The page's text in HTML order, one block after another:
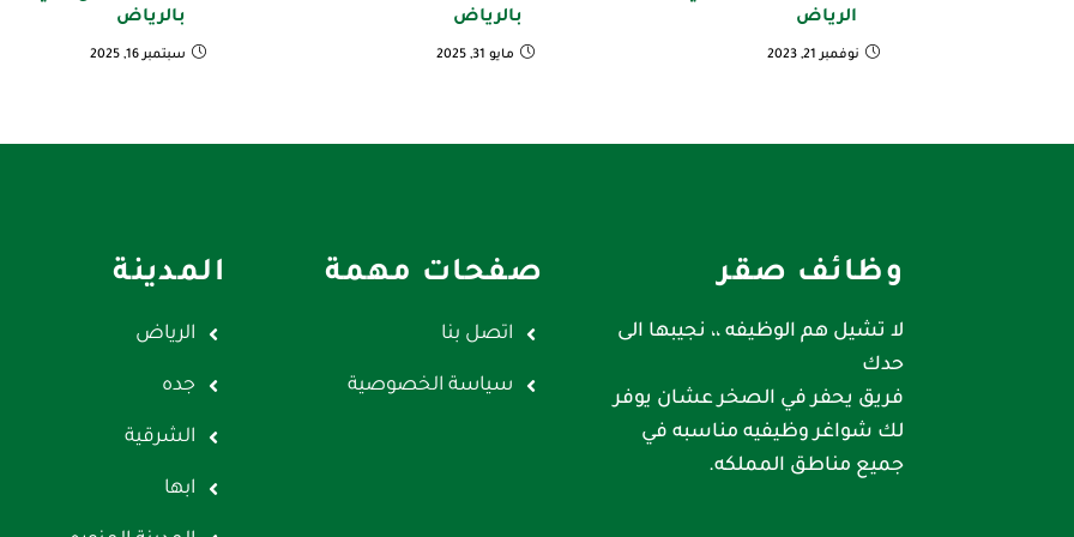
بالرياض
سبتمبر 16, 2025
بالرياض
مايو 31, 2025
الرياض
نوفمبر 21, 2023
وظائف صقر
لا تشيل هم الوظيفه ،، نجيبها الى
حدك
فريق يحفر في الصخر عشان يوفر
لك شواغر وظيفيه مناسبه في
جميع مناطق المملكه.
صفحات مهمة
اتصل بنا
سياسة الخصوصية
المدينة
الرياض
جده
الشرقية
ابها